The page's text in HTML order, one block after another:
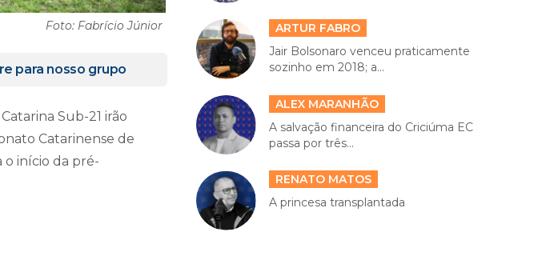
Foto: Fabrício Júnior
para nosso grupo
Sub-21 irão
Catarinense de
o início da pré-
ARTUR FABRO
Jair Bolsonaro venceu praticamente
sozinho em 2018; a...
ALEX MARANHÃO
A salvação financeira do Criciúma EC
passa por três...
RENATO MATOS
A princesa transplantada